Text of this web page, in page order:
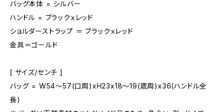
バッグ本体 = シルバー
ハンドル = ブラックｘレッド
ショルダーストラップ ＝ ブラックｘレッド
金具＝ゴールド
[ サイズ/センチ ]
バッグ = W54～57(口周)xH23x18～19(底周)x36(ハンドル全
長)